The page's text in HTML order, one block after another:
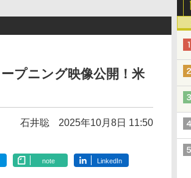
プニング映像公開！米
石井聡 2025年10月8日 11:50
note LinkedIn